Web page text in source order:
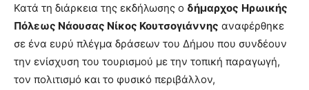
Κατά τη διάρκεια της εκδήλωσης ο δήμαρχος Ηρωικής
Πόλεως Νάουσας Νίκος Κουτσογιάννης αναφέρθηκε
σε ένα ευρύ πλέγμα δράσεων του Δήμου που συνδέουν
την ενίσχυση του τουρισμού με την τοπική παραγωγή,
τον πολιτισμό και το φυσικό περιβάλλον,